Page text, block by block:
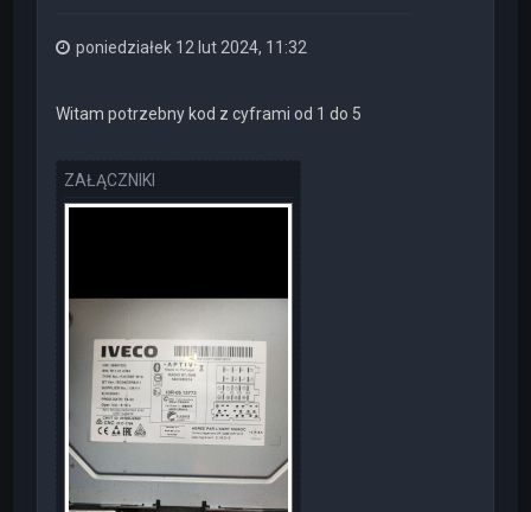
poniedziałek 12 lut 2024, 11:32
Witam potrzebny kod z cyframi od 1 do 5
ZAŁĄCZNIKI